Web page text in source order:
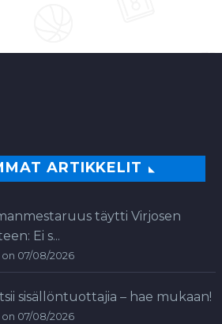
ARTIKKELIT
täytti Virjosen
Ei s...
07/08/2026
sisällöntuottajia – hae mukaan!
07/08/2026